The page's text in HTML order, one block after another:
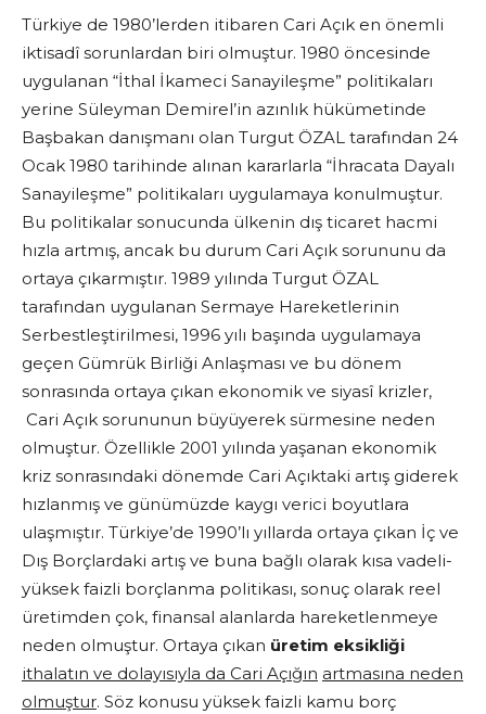
Türkiye de 1980’lerden itibaren Cari Açık en önemli
iktisadî sorunlardan biri olmuştur. 1980 öncesinde
uygulanan “İthal İkameci Sanayileşme” politikaları
yerine Süleyman Demirel’in azınlık hükümetinde
Başbakan danışmanı olan Turgut ÖZAL tarafından 24
Ocak 1980 tarihinde alınan kararlarla “İhracata Dayalı
Sanayileşme” politikaları uygulamaya konulmuştur.
Bu politikalar sonucunda ülkenin dış ticaret hacmi
hızla artmış, ancak bu durum Cari Açık sorununu da
ortaya çıkarmıştır. 1989 yılında Turgut ÖZAL
tarafından uygulanan Sermaye Hareketlerinin
Serbestleştirilmesi, 1996 yılı başında uygulamaya
geçen Gümrük Birliği Anlaşması ve bu dönem
sonrasında ortaya çıkan ekonomik ve siyasî krizler,
Cari Açık sorununun büyüyerek sürmesine neden
olmuştur. Özellikle 2001 yılında yaşanan ekonomik
kriz sonrasındaki dönemde Cari Açıktaki artış giderek
hızlanmış ve günümüzde kaygı verici boyutlara
ulaşmıştır. Türkiye’de 1990’lı yıllarda ortaya çıkan İç ve
Dış Borçlardaki artış ve buna bağlı olarak kısa vadeli-
yüksek faizli borçlanma politikası, sonuç olarak reel
üretimden çok, finansal alanlarda hareketlenmeye
neden olmuştur. Ortaya çıkan üretim eksikliği
ithalatın ve dolayısıyla da Cari Açığın artmasına neden
olmuştur. Söz konusu yüksek faizli kamu borç